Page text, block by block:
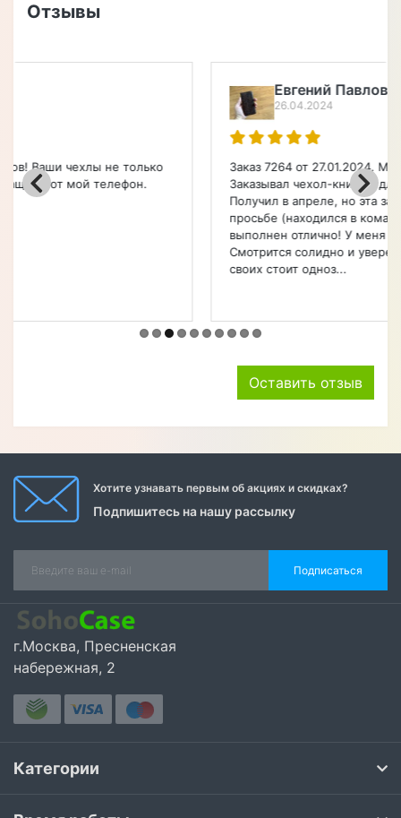
Отзывы
Евгений Павлович (город Чита)
Заказ 7264 от 27.01.2024. Модель 3007023 Croco Paw.
Заказывал чехол-книжку для смартфона Apple.
Получил в апреле, но эта задержка была по моей
просьбе (находился в командировке). Чехол
выполнен отлично! У меня нет ни одной претензии.
Смотрится солидно и уверенно лежит в руке. Денег
Оставить отзыв
Хотите узнавать первым об акциях и скидках?
Подпишитесь на нашу рассылку
Подписаться
г.Москва, Пресненская
набережная, 2
Категории